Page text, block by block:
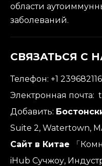
области
заболеваний.
СВЯЗАТЬСЯ С
Телефон: +1
Электронная почта:
Добавить:
Suite 2, Watertown,
Сайт в Китае
「
iHub Сучжоу,